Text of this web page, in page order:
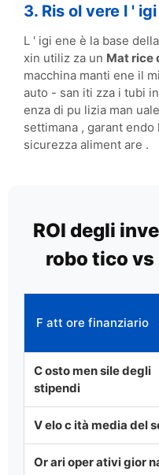
3. Ris ol vere l '
L ' igi ene è la base
xin utiliz za un Mat rice
macchina manti ene il
auto - san iti zza i tubi
enza di pu lizia man
settimana , garant
sicurezza aliment are .
ROI degli
robo tico vs
F att ore finanziario
C osto men sile degli
stipendi
V elo c ità media del
Or ari oper ativi gior